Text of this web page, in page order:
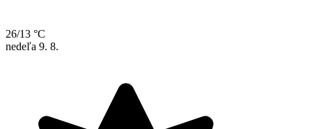
26/13 °C
nedeľa 9. 8.